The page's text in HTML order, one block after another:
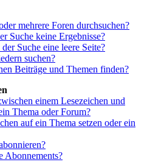
mehrere Foren durchsuchen?
Suche keine Ergebnisse?
Suche eine leere Seite?
suchen?
Beiträge und Themen finden?
einem Lesezeichen und
Thema oder Forum?
auf ein Thema setzen oder ein
Abonnements?